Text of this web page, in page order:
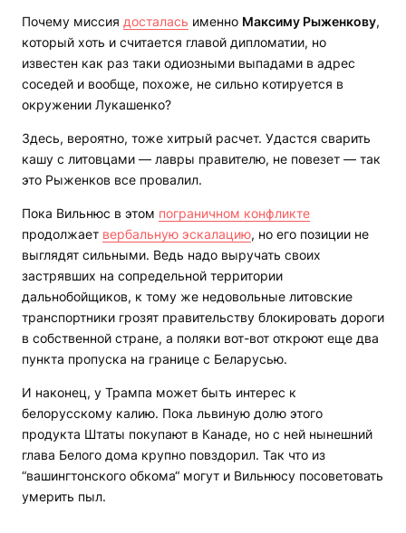
Почему миссия досталась именно Максиму Рыженкову,
который хоть и считается главой дипломатии, но
известен как раз таки одиозными выпадами в адрес
соседей и вообще, похоже, не сильно котируется в
окружении Лукашенко?
Здесь, вероятно, тоже хитрый расчет. Удастся сварить
кашу с литовцами — лавры правителю, не повезет — так
это Рыженков все провалил.
Пока Вильнюс в этом пограничном конфликте
продолжает вербальную эскалацию, но его позиции не
выглядят сильными. Ведь надо выручать своих
застрявших на сопредельной территории
дальнобойщиков, к тому же недовольные литовские
транспортники грозят правительству блокировать дороги
в собственной стране, а поляки вот-вот откроют еще два
пункта пропуска на границе с Беларусью.
И наконец, у Трампа может быть интерес к
белорусскому калию. Пока львиную долю этого
продукта Штаты покупают в Канаде, но с ней нынешний
глава Белого дома крупно повздорил. Так что из
“вашингтонского обкома“ могут и Вильнюсу посоветовать
умерить пыл.